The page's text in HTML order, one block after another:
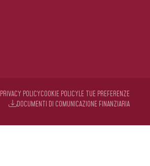
PRIVACY POLICYCOOKIE POLICYLE TUE PREFERENZE
DOCUMENTI DI COMUNICAZIONE FINANZIARIA